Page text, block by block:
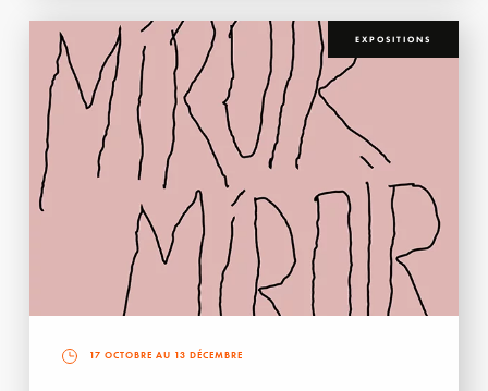
EXPOSITIONS
17 OCTOBRE AU 13 DÉCEMBRE